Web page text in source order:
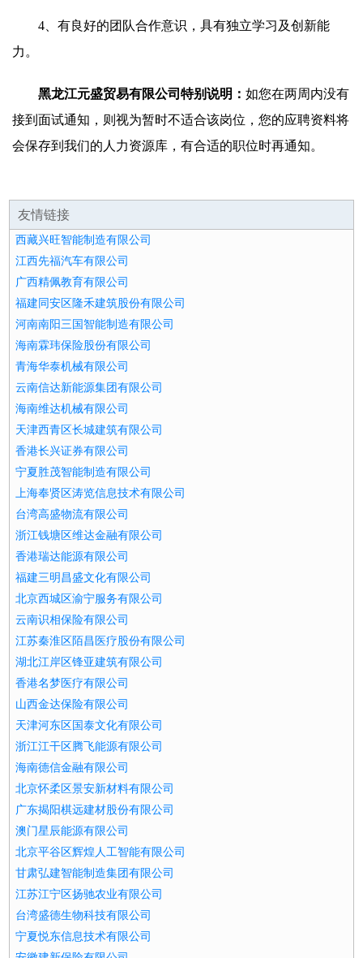
4、有良好的团队合作意识，具有独立学习及创新能
力。
黑龙江元盛贸易有限公司特别说明： 如您在两周内没有
接到面试通知，则视为暂时不适合该岗位，您的应聘资料将
会保存到我们的人力资源库，有合适的职位时再通知。
友情链接
西藏兴旺智能制造有限公司
江西先福汽车有限公司
广西精佩教育有限公司
福建同安区隆禾建筑股份有限公司
河南南阳三国智能制造有限公司
海南霖玮保险股份有限公司
青海华泰机械有限公司
云南信达新能源集团有限公司
海南维达机械有限公司
天津西青区长城建筑有限公司
香港长兴证券有限公司
宁夏胜茂智能制造有限公司
上海奉贤区涛览信息技术有限公司
台湾高盛物流有限公司
浙江钱塘区维达金融有限公司
香港瑞达能源有限公司
福建三明昌盛文化有限公司
北京西城区渝宁服务有限公司
云南识相保险有限公司
江苏秦淮区陌昌医疗股份有限公司
湖北江岸区锋亚建筑有限公司
香港名梦医疗有限公司
山西金达保险有限公司
天津河东区国泰文化有限公司
浙江江干区腾飞能源有限公司
海南德信金融有限公司
北京怀柔区景安新材料有限公司
广东揭阳棋远建材股份有限公司
澳门星辰能源有限公司
北京平谷区辉煌人工智能有限公司
甘肃弘建智能制造集团有限公司
江苏江宁区扬驰农业有限公司
台湾盛德生物科技有限公司
宁夏悦东信息技术有限公司